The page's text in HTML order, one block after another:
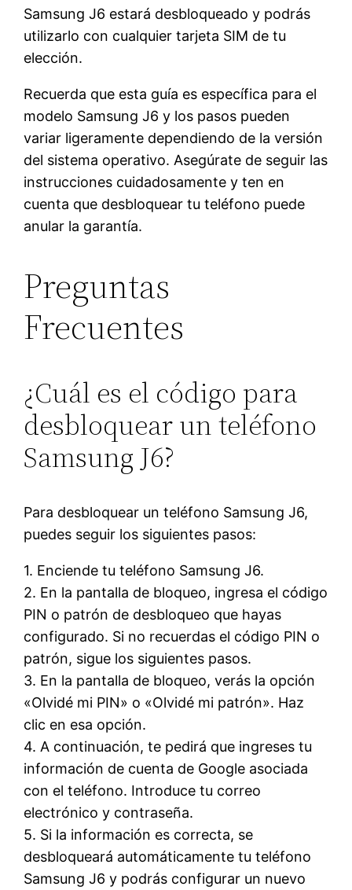
Samsung J6 estará desbloqueado y podrás
utilizarlo con cualquier tarjeta SIM de tu
elección.
Recuerda que esta guía es específica para el
modelo Samsung J6 y los pasos pueden
variar ligeramente dependiendo de la versión
del sistema operativo. Asegúrate de seguir las
instrucciones cuidadosamente y ten en
cuenta que desbloquear tu teléfono puede
anular la garantía.
Preguntas
Frecuentes
¿Cuál es el código para
desbloquear un teléfono
Samsung J6?
Para desbloquear un teléfono Samsung J6,
puedes seguir los siguientes pasos:
1. Enciende tu teléfono Samsung J6.
2. En la pantalla de bloqueo, ingresa el código
PIN o patrón de desbloqueo que hayas
configurado. Si no recuerdas el código PIN o
patrón, sigue los siguientes pasos.
3. En la pantalla de bloqueo, verás la opción
«Olvidé mi PIN» o «Olvidé mi patrón». Haz
clic en esa opción.
4. A continuación, te pedirá que ingreses tu
información de cuenta de Google asociada
con el teléfono. Introduce tu correo
electrónico y contraseña.
5. Si la información es correcta, se
desbloqueará automáticamente tu teléfono
Samsung J6 y podrás configurar un nuevo